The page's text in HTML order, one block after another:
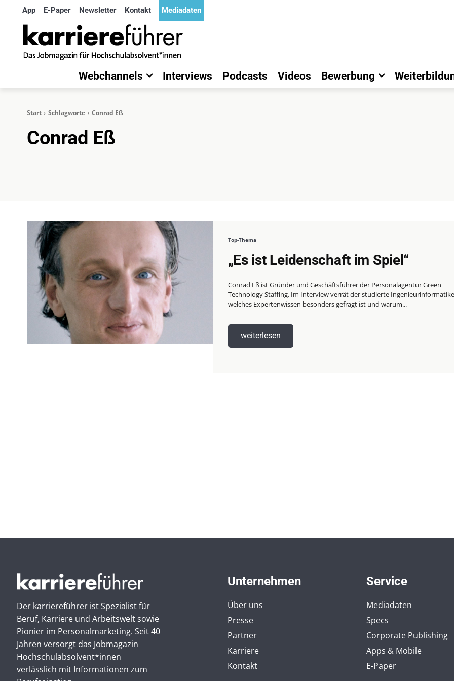
App E-Paper Newsletter Kontakt Mediadaten
Webchannels Interviews Podcasts Videos Bewerbung
Start Schlagworte Conrad Eß
Conrad Eß
Top-Thema
„Es ist Leidenschaft im Spiel“
Conrad Eß ist Gründer und Geschäftsführer der Personalagentur Green
Technology Staffing. Im Interview verrät der studierte
welches Expertenwissen besonders gefragt ist und warum...
weiterlesen
Der karriereführer ist Spezialist für
Beruf, Karriere und Arbeitswelt sowie
Pionier im Personal­marketing. Seit 40
Jahren versorgt das Jobmagazin
Hochschul­absolvent*innen
verlässlich mit Informationen zum
Unternehmen
Über uns
Presse
Partner
Karriere
Kontakt
Service
Mediadaten
Specs
Corporate Publishing
Apps & Mobile
E-Paper